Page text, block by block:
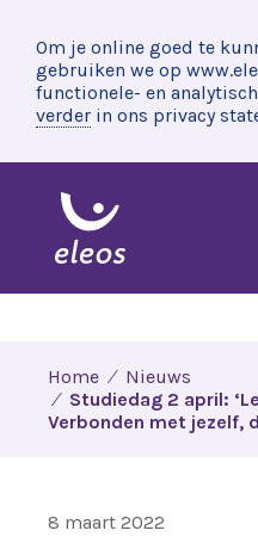
Om je online goed te
gebruiken we op
functionele- en
verder in ons privacy
Home
Nieuws
Studiedag 2 april:
Verbonden met jezelf,
8 maart 2022